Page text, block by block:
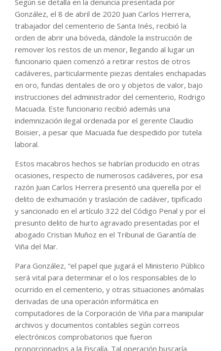
González, el 8 de abril de 2020 Juan Carlos Herrera,
trabajador del cementerio de Santa Inés, recibió la
orden de abrir una bóveda, dándole la instrucción de
remover los restos de un menor, llegando al lugar un
funcionario quien comenzó a retirar restos de otros
cadáveres, particularmente piezas dentales enchapadas
en oro, fundas dentales de oro y objetos de valor, bajo
instrucciones del administrador del cementerio, Rodrigo
Macuada. Este funcionario recibió además una
indemnización ilegal ordenada por el gerente Claudio
Boisier, a pesar que Macuada fue despedido por tutela
laboral.
Estos macabros hechos se habrían producido en otras
ocasiones, respecto de numerosos cadáveres, por esa
razón Juan Carlos Herrera presentó una querella por el
delito de exhumación y traslación de cadáver, tipificado
y sancionado en el artículo 322 del Código Penal y por el
presunto delito de hurto agravado presentadas por el
abogado Cristian Muñoz en el Tribunal de Garantía de
Viña del Mar.
Para González, “el papel que jugará el Ministerio Público
será vital para determinar el o los responsables de lo
ocurrido en el cementerio, y otras situaciones anómalas
derivadas de una operación informática en
computadores de la Corporación de Viña para manipular
archivos y documentos contables según correos
electrónicos comprobatorios que fueron
proporcionados a la Fiscalía. Tal operación buscaría